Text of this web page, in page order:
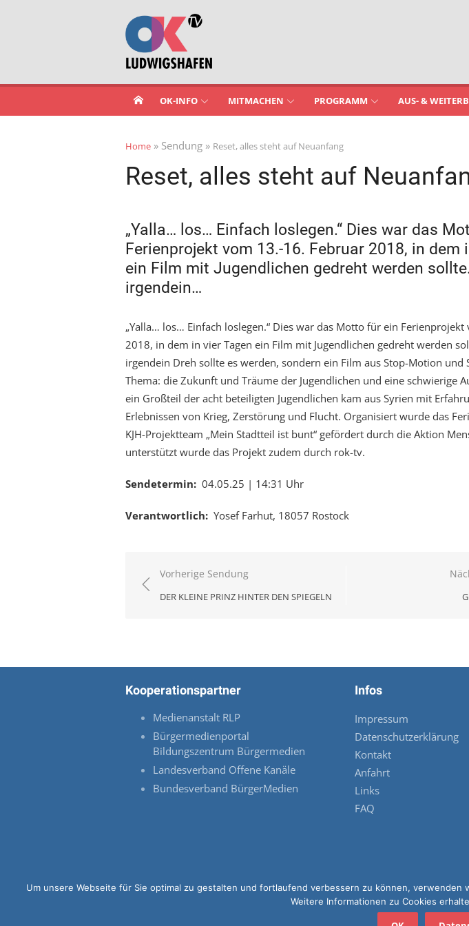
OK-INFO MITMACHEN PROGRAMM AUS- &
Home » Sendung » Reset, alles steht auf Neuanfang
Reset, alles steht auf
„Yalla… los… Einfach loslegen.“ Dies war das
Ferienprojekt vom 13.-16. Februar 2018, in dem
ein Film mit Jugendlichen gedreht werden
irgendein…
„Yalla… los… Einfach loslegen.“ Dies war das Motto für ein
2018, in dem in vier Tagen ein Film mit Jugendlichen gedreht werden
irgendein Dreh sollte es werden, sondern ein Film aus Stop-Motion und
Thema: die Zukunft und Träume der Jugendlichen und eine schwierige
ein Großteil der acht beteiligten Jugendlichen kam aus Syrien mit
Erlebnissen von Krieg, Zerstörung und Flucht. Organisiert wurde das
KJH-Projektteam „Mein Stadtteil ist bunt“ gefördert durch die Aktion
unterstützt wurde das Projekt zudem durch rok-tv.
Sendetermin: 04.05.25 | 14:31 Uhr
Verantwortlich: Yosef Farhut, 18057 Rostock
Beitragsnavigation
Vorherige Sendung
DER KLEINE PRINZ HINTER DEN SPIEGELN
Kooperationspartner
Medienanstalt RLP
Bürgermedienportal
Bildungszentrum Bürgermedien
Landesverband Offene Kanäle
Bundesverband BürgerMedien
Infos
Impressum
Datenschutzerklärung
Kontakt
Anfahrt
Links
FAQ
Um unsere Webseite für Sie optimal zu gestalten und fortlaufend verbessern zu können,
Weitere Informationen zu Cookies